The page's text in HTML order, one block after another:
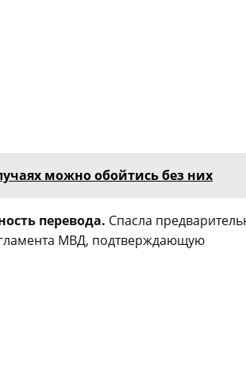
можно обойтись без них
перевода. Спасла
МВД, подтверждающую